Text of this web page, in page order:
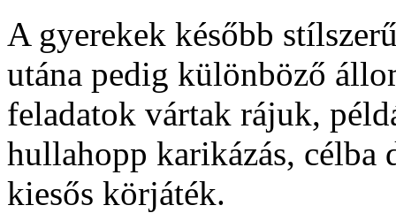
A gyerekek később
utána pedig különböző
feladatok vártak rájuk,
hullahopp karikázás, célba
kiesős körjáték.